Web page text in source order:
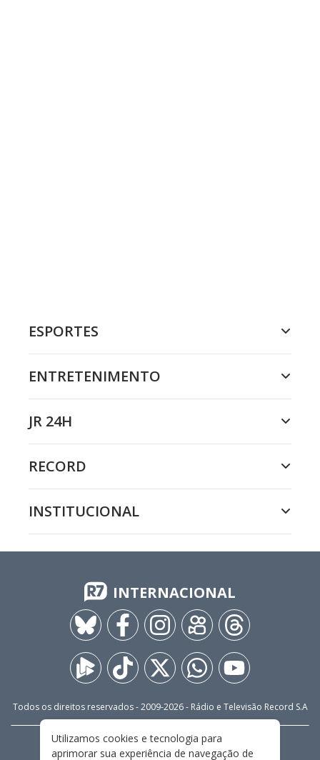
ESPORTES
ENTRETENIMENTO
JR 24H
RECORD
INSTITUCIONAL
INTERNACIONAL
Todos os direitos reservados - 2009-2026- Rádio e Televisão Record S.A
FALE CONOSCO
PRIVACIDADE
Utilizamos cookies e tecnologia para
aprimorar sua experiência de navegação de